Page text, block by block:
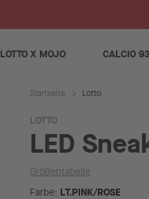
LOTTO X MOJO CALCIO 93
LOTTO
LED
Größentabelle
Farbe LT.PINK/ROSE
Startseite Lotto